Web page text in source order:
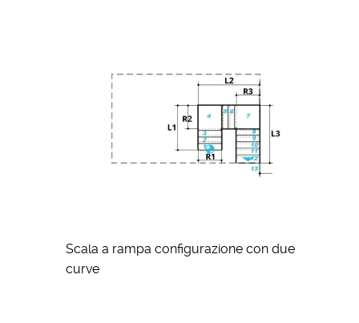
Scala a rampa configurazione con due
curve